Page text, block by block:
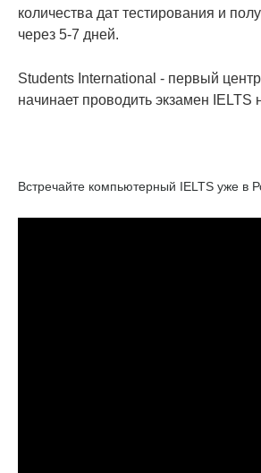
количества дат тестирования и
через 5-7 дней.
Students International - первый
начинает проводить экзамен IELTS
Встречайте компьютерный IELTS уже в